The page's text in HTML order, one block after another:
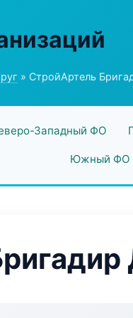
» СтройАртель
Западный ФО
Южный ФО